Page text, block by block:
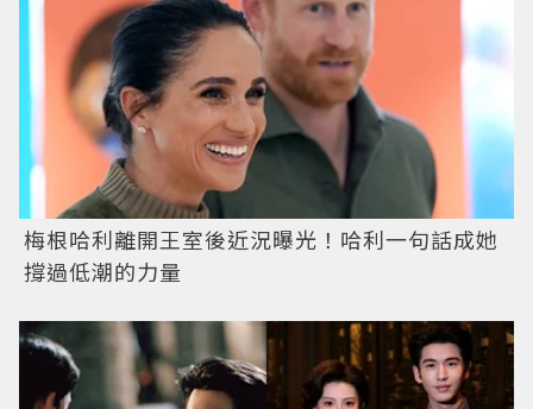
梅根哈利離開王室後近況曝光！哈利一句話成她
撐過低潮的力量